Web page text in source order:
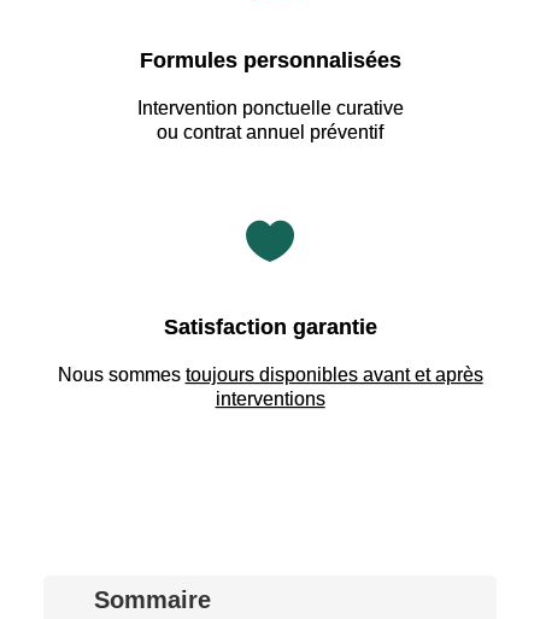
Formules personnalisées
Intervention ponctuelle curative
ou contrat annuel préventif

Satisfaction garantie
Nous sommes toujours disponibles avant et après
interventions
Sommaire